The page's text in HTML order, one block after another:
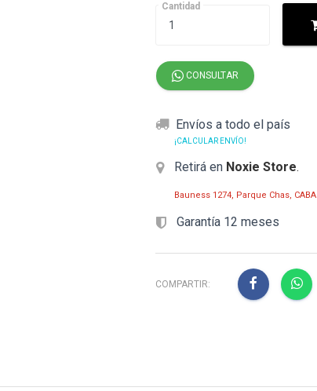
Cantidad
CONSULTAR
Envíos a todo el país
¡CALCULAR ENVÍO!
Retirá en Noxie Store.
Bauness 1274, Parque Chas, CABA
Garantía 12 meses
COMPARTIR: